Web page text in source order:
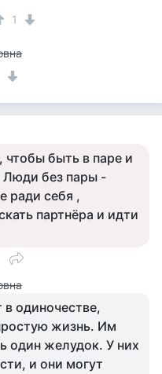
1
быть в паре и
Люди без пары -
ради себя ,
партнёра и идти
одиночестве,
жизнь. Им
один желудок. У них
и они могут